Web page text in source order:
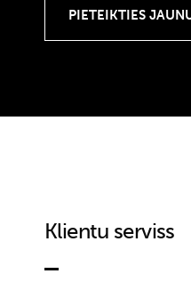
Klientu serviss